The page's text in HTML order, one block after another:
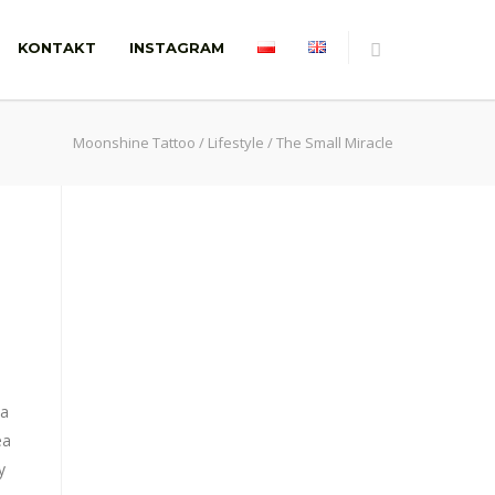
KONTAKT INSTAGRAM
Moonshine Tattoo / Lifestyle /The Small Miracle